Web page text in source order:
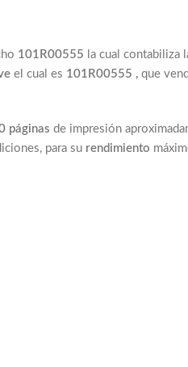
101R00555 la cual contabiliza
el cual es 101R00555 , que
páginas de impresión
para su rendimiento